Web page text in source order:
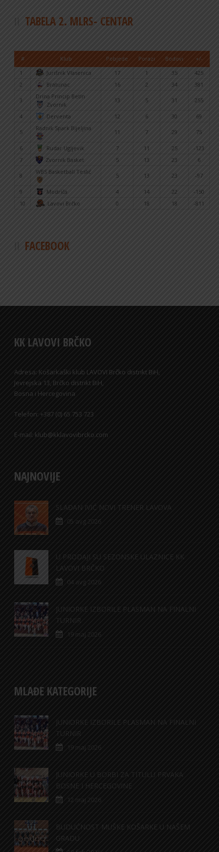
TABELA 2. MLRS- CENTAR
# Klub Pobjede Porazi Bodovi
+/-
1
Jurišnik Vlasenica 17 1 35
425
2
Bratunac 16 2 34 381
3
Drina Princip BetIn
Zvornik
13 5 31 255
4 Derventa 12 6 30 69
5
Radnik Spark Bijeljina
11 7 29 75
6 Rudar Ugljevik 7 11 25
-123
7
Zvornik Basket 5 13 23 6
8
WBS Basketball Teslić
5 13 23 -97
9 Modriča 4 14 22
-150
10
Lavovi Brčko 0 18 18 -811
FACEBOOK
KK LAVOVI BRČKO
Adresa: Košarkaški klub LAVOVI Brčko distrikt BiH,
Jevrejska 13, Brčko distrikt BiH,
Bosna i Hercegovina
Telefon: +387 (0) 65 753 723
E-mail: klub@kklavovibrcko.com
NAJNOVIJE
SLAĐAN IVIĆ NOVI TRENER LAVOVA
05 avg 2026
U PRODAJI SU SEZONSKE ULAZNICE KK
LAVOVI BRČKO
04 avg 2026
JUNIORKE IZBORILE PLASMAN NA FINALNI
TURNIR
19 maj 2026
MLAĐE KATEGORIJE
JUNIORKE IZBORILE PLASMAN NA FINALNI
TURNIR
19 maj 2026
JUNIORKE U BORBI ZA TITULU PRVAKA
BOSNE I HERCEGOVINE
12 maj 2026
BUDUĆNOST MUŠKE KOŠARKE U NAŠEM
GRADU